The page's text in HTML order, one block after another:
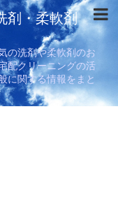
剤・柔軟剤
の洗剤や柔軟剤のお
配クリーニングの活
に関する情報をまと